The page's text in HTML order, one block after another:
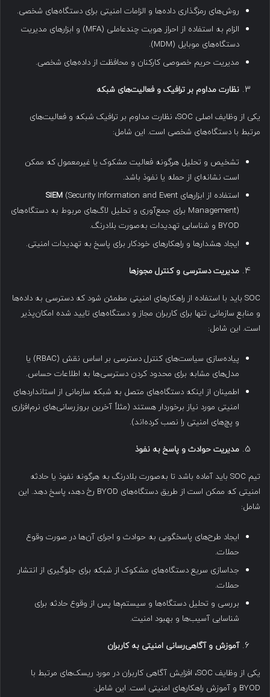
روش‌های رمزگذاری داده‌ها و الزامات امنیتی برای دستگاه‌های شخصی.
الزام به استفاده از احراز هویت چندعاملی (MFA) و ابزارهای مدیریت
دستگاه‌های موبایل (MDM).
مدیریت حریم خصوصی کارکنان و محافظت از داده‌های شخصی.
نظارت مداوم بر ترافیک و فعالیت‌های شبکه
یکی از وظایف اصلی SOC، نظارت مداوم بر ترافیک شبکه و فعالیت‌های
مرتبط با دستگاه‌های شخصی است. این شامل:
تشخیص و تحلیل هرگونه فعالیت مشکوک یا غیرمعمول که ممکن
است نشانه‌ای از حمله یا نفوذ باشد.
استفاده از ابزارهای
SIEM (Security Information and Event
Management) برای جمع‌آوری و تحلیل لاگ‌های مربوط به دستگاه‌های
BYOD و شناسایی تهدیدات به‌صورت بلادرنگ.
ایجاد هشدارها و راهکارهای خودکار برای پاسخ به تهدیدات امنیتی.
مدیریت دسترسی و کنترل مجوزها
SOC باید با استفاده از راهکارهای امنیتی مطمئن شود که دسترسی به داده‌ها
و منابع سازمانی تنها برای کاربران مجاز و دستگاه‌های تایید شده امکان‌پذیر
است. این شامل:
پیاده‌سازی سیاست‌های کنترل دسترسی بر اساس نقش (RBAC) یا
مدل‌های مشابه برای محدود کردن دسترسی‌ها به اطلاعات حساس.
اطمینان از اینکه دستگاه‌های متصل به شبکه سازمانی از استانداردهای
امنیتی مورد نیاز برخوردار هستند (مثلاً آخرین بروزرسانی‌های نرم‌افزاری
و پچ‌های امنیتی را نصب کرده‌اند).
مدیریت حوادث و پاسخ به نفوذ
تیم SOC باید آماده باشد تا به‌صورت بلادرنگ به هرگونه نفوذ یا حادثه
امنیتی که ممکن است از طریق دستگاه‌های BYOD رخ دهد، پاسخ دهد. این
شامل:
ایجاد طرح‌های پاسخگویی به حوادث و اجرای آن‌ها در صورت وقوع
حملات.
جداسازی سریع دستگاه‌های مشکوک از شبکه برای جلوگیری از انتشار
حملات.
بررسی و تحلیل دستگاه‌ها و سیستم‌ها پس از وقوع حادثه برای
شناسایی آسیب‌ها و بهبود امنیت.
آموزش و آگاهی‌رسانی امنیتی به کاربران
یکی از وظایف SOC، افزایش آگاهی کاربران در مورد ریسک‌های مرتبط با
BYOD و آموزش راهکارهای امنیتی است. این شامل: